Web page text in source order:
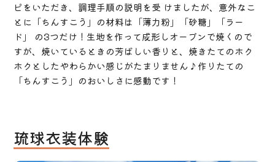
ピをいただき、調理手順の説明を受 けましたが、意外なこ
とに「ちんすこう」の材料は「薄力粉」「砂糖」「ラー
ド」 の3つだけ！生地を作って成形しオーブンで焼くので
すが、焼いているときの芳ばしい香りと、焼きたてのホク
ホクとしたやわらかい感じがたまりません♪作りたての
「ちんすこう」のおいしさに感動です！
琉球衣装体験